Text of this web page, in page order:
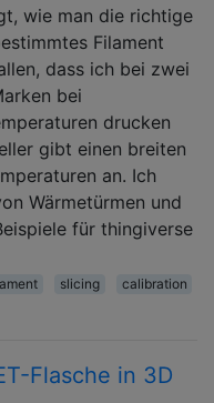
wie man die richtige
Filament
dass ich bei zwei
bei
drucken
gibt einen breiten
an. Ich
Wärmetürmen und
für thingiverse
slicing
calibration
Flasche in 3D